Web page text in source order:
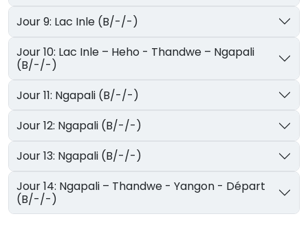
Jour 9: Lac Inle (B/-/-)
Jour 10: Lac Inle – Heho - Thandwe – Ngapali
(B/-/-)
Jour 11: Ngapali (B/-/-)
Jour 12: Ngapali (B/-/-)
Jour 13: Ngapali (B/-/-)
Jour 14: Ngapali – Thandwe - Yangon - Départ
(B/-/-)